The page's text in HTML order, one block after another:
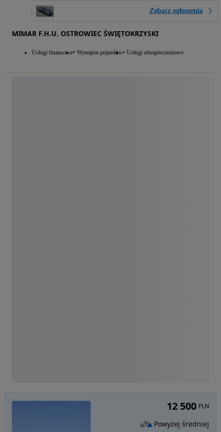
Zobacz ogłoszenia
MIMAR F.H.U. OSTROWIEC ŚWIĘTOKRZYSKI
Usługi finansowe Wynajem pojazdów Usługi ubezpieczeniowe
12 500 PLN
Powyżej średniej